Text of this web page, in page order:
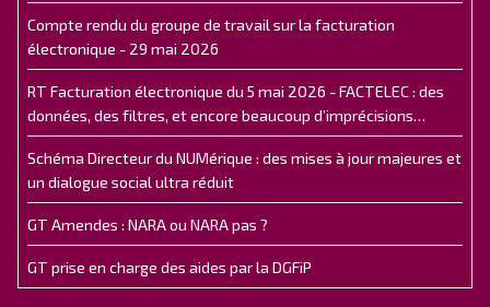
Compte rendu du groupe de travail sur la facturation
électronique - 29 mai 2026
RT Facturation électronique du 5 mai 2026 - FACTELEC : des
données, des filtres, et encore beaucoup d’imprécisions…
Schéma Directeur du NUMérique : des mises à jour majeures et
un dialogue social ultra réduit
GT Amendes : NARA ou NARA pas ?
GT prise en charge des aides par la DGFiP